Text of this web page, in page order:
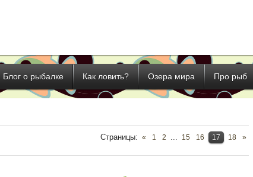
Блог о рыбалке Как ловить? Озера мира Про рыб
Страницы: « 1 2 ... 15 16 17 18 »